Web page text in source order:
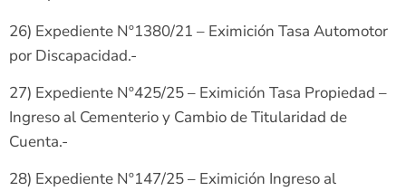
26) Expediente Nº1380/21 – Eximición Tasa Automotor
por Discapacidad.-
27) Expediente Nº425/25 – Eximición Tasa Propiedad –
Ingreso al Cementerio y Cambio de Titularidad de
Cuenta.-
28) Expediente Nº147/25 – Eximición Ingreso al